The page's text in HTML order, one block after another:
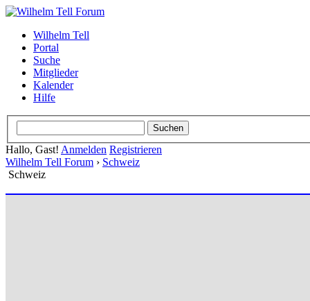
Wilhelm Tell
Portal
Suche
Mitglieder
Kalender
Hilfe
Hallo, Gast! Anmelden Registrieren
Wilhelm Tell Forum › Schweiz
Schweiz